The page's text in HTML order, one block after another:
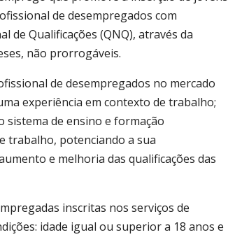
de desempregados com
de Qualificações (QNQ), através da
não prorrogáveis.
de desempregados no mercado
experiência em contexto de trabalho;
sistema de ensino e formação
trabalho, potenciando a sua
e melhoria das qualificações das
inscritas nos serviços de
idade igual ou superior a 18 anos e